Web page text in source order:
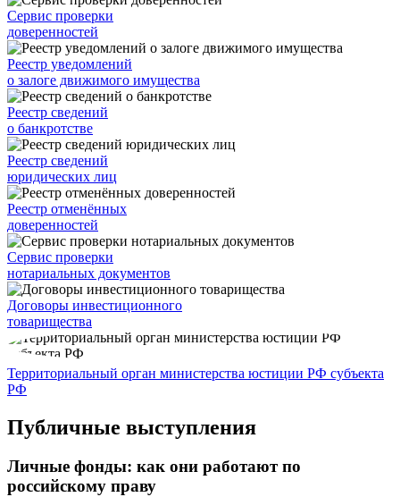
Сервис проверки
доверенностей
Реестр уведомлений
о залоге движимого имущества
Реестр сведений
о банкротстве
Реестр сведений
юридических лиц
Реестр отменённых
доверенностей
Сервис проверки
нотариальных документов
Договоры инвестиционного
товарищества
Территориальный орган министерства юстиции РФ субъекта
РФ
Публичные выступления
Личные фонды: как они работают по
российскому праву